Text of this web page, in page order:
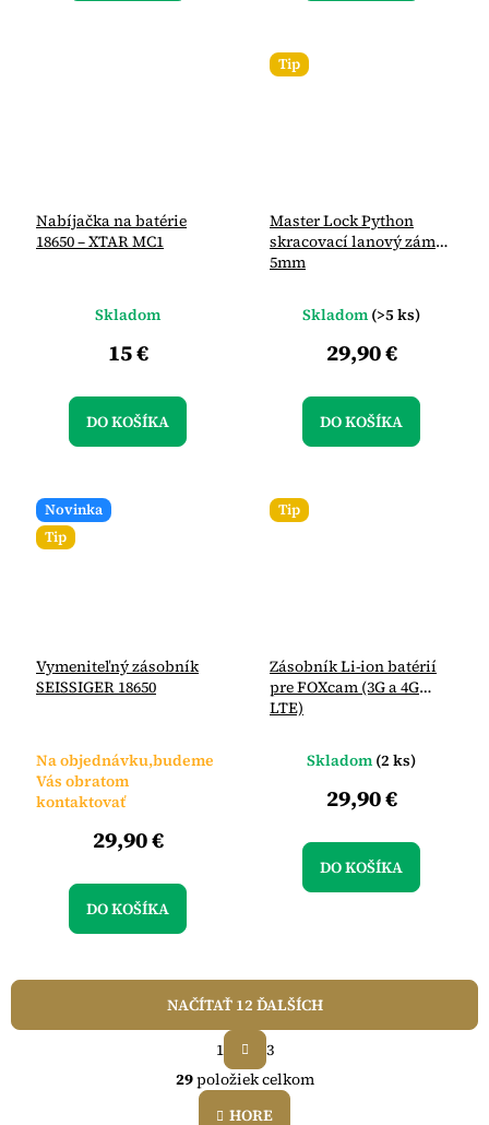
Nabíjačka na batérie
18650 – XTAR MC1
Skladom
15 €
DO KOŠÍKA
Tip
Master Lock Python
skracovací lanový zámok
5mm
Skladom (>5 ks)
29,90 €
DO KOŠÍKA
Novinka
Tip
Vymeniteľný zásobník
SEISSIGER 18650
Na objednávku,budeme
Vás obratom
kontaktovať
29,90 €
DO KOŠÍKA
Tip
Zásobník Li-ion batérií
pre FOXcam (3G a 4G
LTE)
Skladom (2 ks)
29,90 €
DO KOŠÍKA
O
v
l
NAČÍTAŤ 12 ĎALŠÍCH
t
r
á
n
1
3
29položiek celkom
HORE